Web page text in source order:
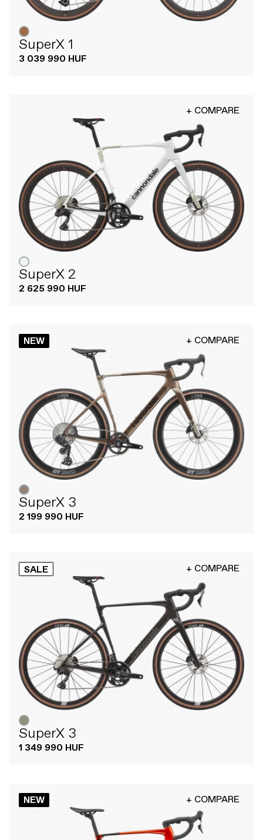
SuperX 1
3 039 990 HUF
+ COMPARE
SuperX 2
2 625 990 HUF
NEW + COMPARE
SuperX 3
2 199 990 HUF
SALE + COMPARE
SuperX 3
1 349 990 HUF
NEW + COMPARE